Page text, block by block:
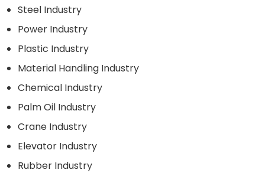
Steel Industry
Power Industry
Plastic Industry
Material Handling Industry
Chemical Industry
Palm Oil Industry
Crane Industry
Elevator Industry
Rubber Industry